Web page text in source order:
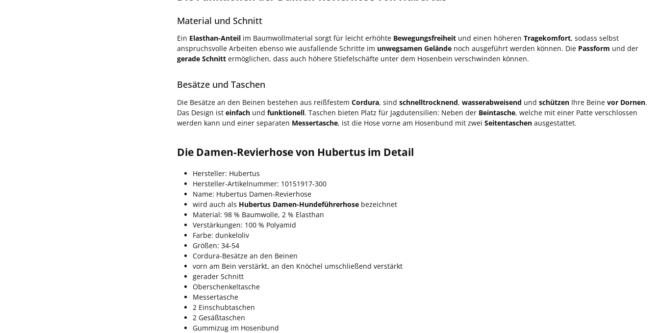
Material und Schnitt
Ein Elasthan-Anteil im Baumwollmaterial sorgt für leicht erhöhte Bewegungsfreiheit und einen höheren Tragekomfort, sodass selbst
anspruchsvolle Arbeiten ebenso wie ausfallende Schritte im unwegsamen Gelände noch ausgeführt werden können. Die Passform und der
gerade Schnitt ermöglichen, dass auch höhere Stiefelschäfte unter dem Hosenbein verschwinden können.
Besätze und Taschen
Die Besätze an den Beinen bestehen aus reißfestem Cordura, sind schnelltrocknend, wasserabweisend und schützen Ihre Beine vor Dornen.
Das Design ist einfach und funktionell. Taschen bieten Platz für Jagdutensilien: Neben der Beintasche, welche mit einer Patte verschlossen
werden kann und einer separaten Messertasche, ist die Hose vorne am Hosenbund mit zwei Seitentaschen ausgestattet.
Die Damen-Revierhose von Hubertus im Detail
Hersteller: Hubertus
Hersteller-Artikelnummer: 10151917-300
Name: Hubertus Damen-Revierhose
wird auch als Hubertus Damen-Hundeführerhose bezeichnet
Material: 98 % Baumwolle, 2 % Elasthan
Verstärkungen: 100 % Polyamid
Farbe: dunkeloliv
Größen: 34-54
Cordura-Besätze an den Beinen
vorn am Bein verstärkt, an den Knöchel umschließend verstärkt
gerader Schnitt
Oberschenkeltasche
Messertasche
2 Einschubtaschen
2 Gesäßtaschen
Gummizug im Hosenbund